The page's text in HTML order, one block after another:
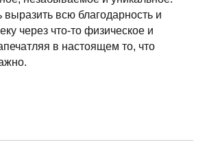
всю благодарность и
через что-то физическое и
в настоящем то, что